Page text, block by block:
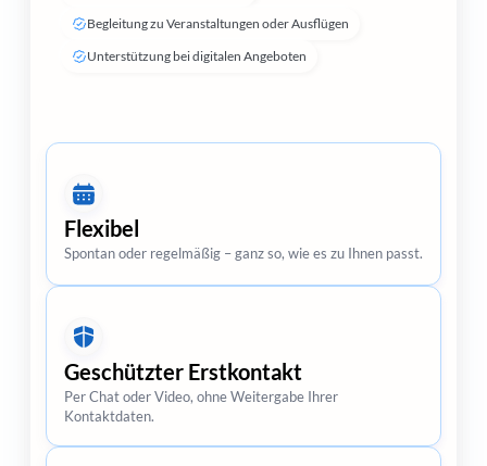
Begleitung zu Veranstaltungen oder Ausflügen
Unterstützung bei digitalen Angeboten
Flexibel
Spontan oder regelmäßig – ganz so, wie es zu Ihnen passt.
Geschützter Erstkontakt
Per Chat oder Video, ohne Weitergabe Ihrer
Kontaktdaten.